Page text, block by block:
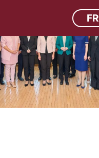
FR